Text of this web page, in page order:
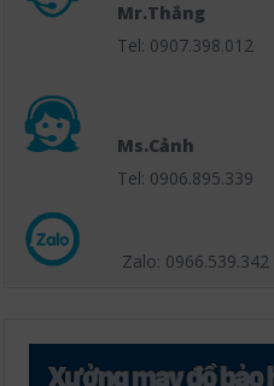
Mr.Thắng
Tel: 0907.398.012
Ms.Cảnh
Tel: 0906.895.339
Zalo: 0966.539.342